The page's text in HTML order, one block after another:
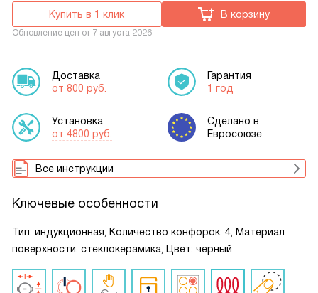
Купить в 1 клик В корзину
Обновление цен от 7 августа 2026
Доставка
от 800 руб.
Установка
от 4800 руб.
Гарантия
1 год
Сделано в
Евросоюзе
Все инструкции
Ключевые особенности
Тип: индукционная, Количество конфорок: 4, Материал
поверхности: стеклокерамика, Цвет: черный